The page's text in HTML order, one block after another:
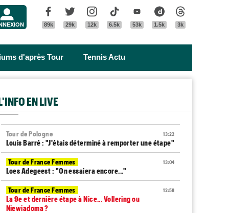
Facebook
89k
Twitter
29k
Instagram
12k
Tik Tok
6.5k
Youtube
53k
Dailymotion
1.5k 3k
d'après Tour Tennis Actu
EN LIVE
13:22
Tour de Pologne
Louis Barré : "J'étais déterminé à remporter une étape"
13:04
Tour de France Femmes
Loes Adegeest : "On essaiera encore..."
12:58
Tour de France Femmes
La 9e et dernière étape à Nice... Vollering ou
Niewiadoma ?